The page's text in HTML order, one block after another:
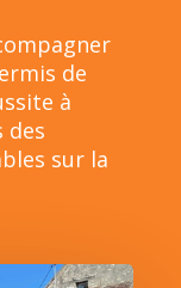
de
à
des
sur la